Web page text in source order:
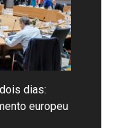
dias:
europeu